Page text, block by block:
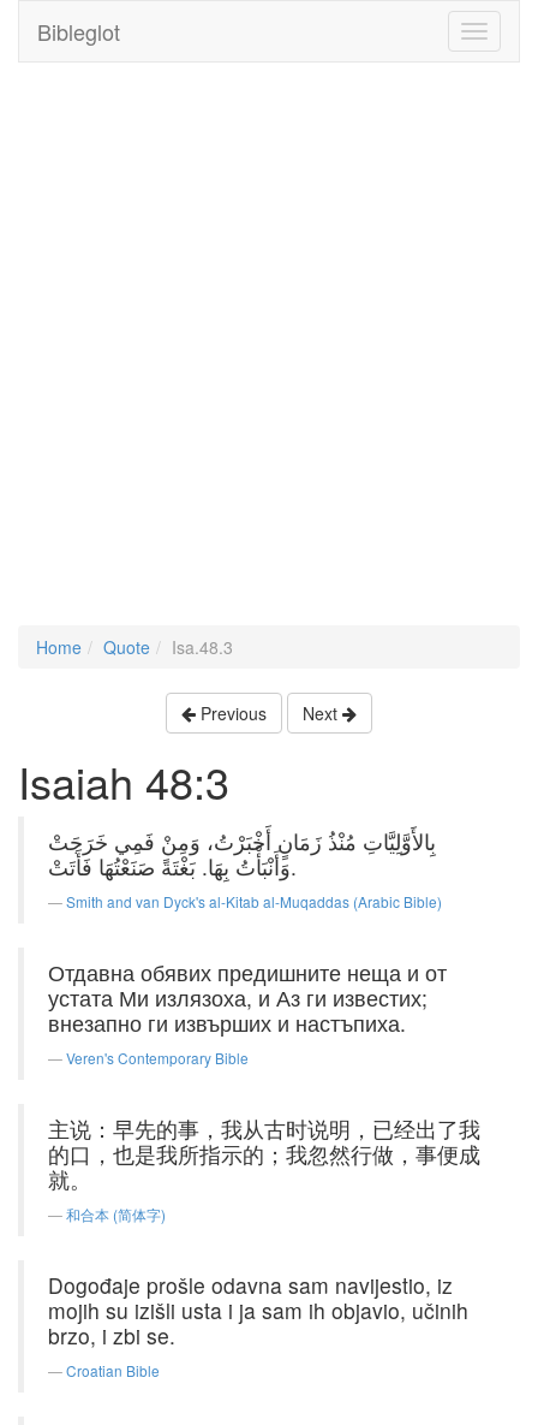
Toggle
Bibleglot
Home Quote Isa.48.3
Previous Next
Isaiah 48:3
بِالأَوَّلِيَّاتِ مُنْذُ زَمَانٍ أَخْبَرْتُ، وَمِنْ فَمِي خَرَجَتْ
وَأَنْبَأْتُ بِهَا. بَغْتَةً صَنَعْتُهَا فَأَتَتْ.
Smith and van Dyck's al-Kitab al-Muqaddas (Arabic Bible)
Отдавна обявих предишните неща и от
устата Ми излязоха, и Аз ги известих;
внезапно ги извърших и настъпиха.
Veren's Contemporary Bible
主说：早先的事，我从古时说明，已经出了我
的口，也是我所指示的；我忽然行做，事便成
就。
和合本 (简体字)
Dogođaje prošle odavna sam navijestio, iz
mojih su izišli usta i ja sam ih objavio, učinih
brzo, i zbi se.
Croatian Bible